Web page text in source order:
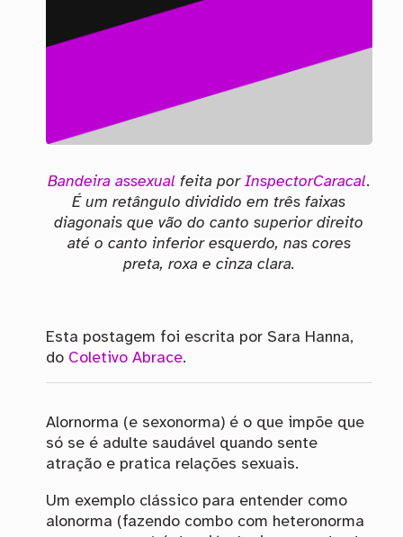
Bandeira assexual feita por InspectorCaracal.
É um retângulo dividido em três faixas
diagonais que vão do canto superior direito
até o canto inferior esquerdo, nas cores
preta, roxa e cinza clara.
Esta postagem foi escrita por Sara Hanna,
do Coletivo Abrace.
Alornorma (e sexonorma) é o que impõe que
só se é adulte saudável quando sente
atração e pratica relações sexuais.
Um exemplo clássico para entender como
alonorma (fazendo combo com heteronorma